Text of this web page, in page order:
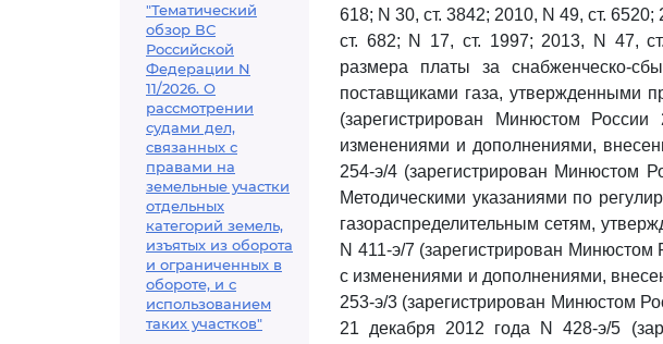
"Тематический
обзор ВС
Российской
Федерации N
11/2026. О
рассмотрении
судами дел,
связанных с
правами на
земельные участки
отдельных
категорий земель,
изъятых из оборота
и ограниченных в
обороте, и с
использованием
таких участков"
618; N 30, ст. 3842; 2010, N 49, ст.
ст. 682; N 17, ст. 1997; 2013, N 47,
размера платы за снабженческо-
поставщиками газа, утвержденными
(зарегистрирован Минюстом
изменениями и дополнениями,
254-э/4 (зарегистрирован Минюстом
Методическими указаниями по
газораспределительным сетям,
N 411-э/7 (зарегистрирован
с изменениями и дополнениями,
253-э/3 (зарегистрирован Минюстом
21 декабря 2012 года N 428-э/5